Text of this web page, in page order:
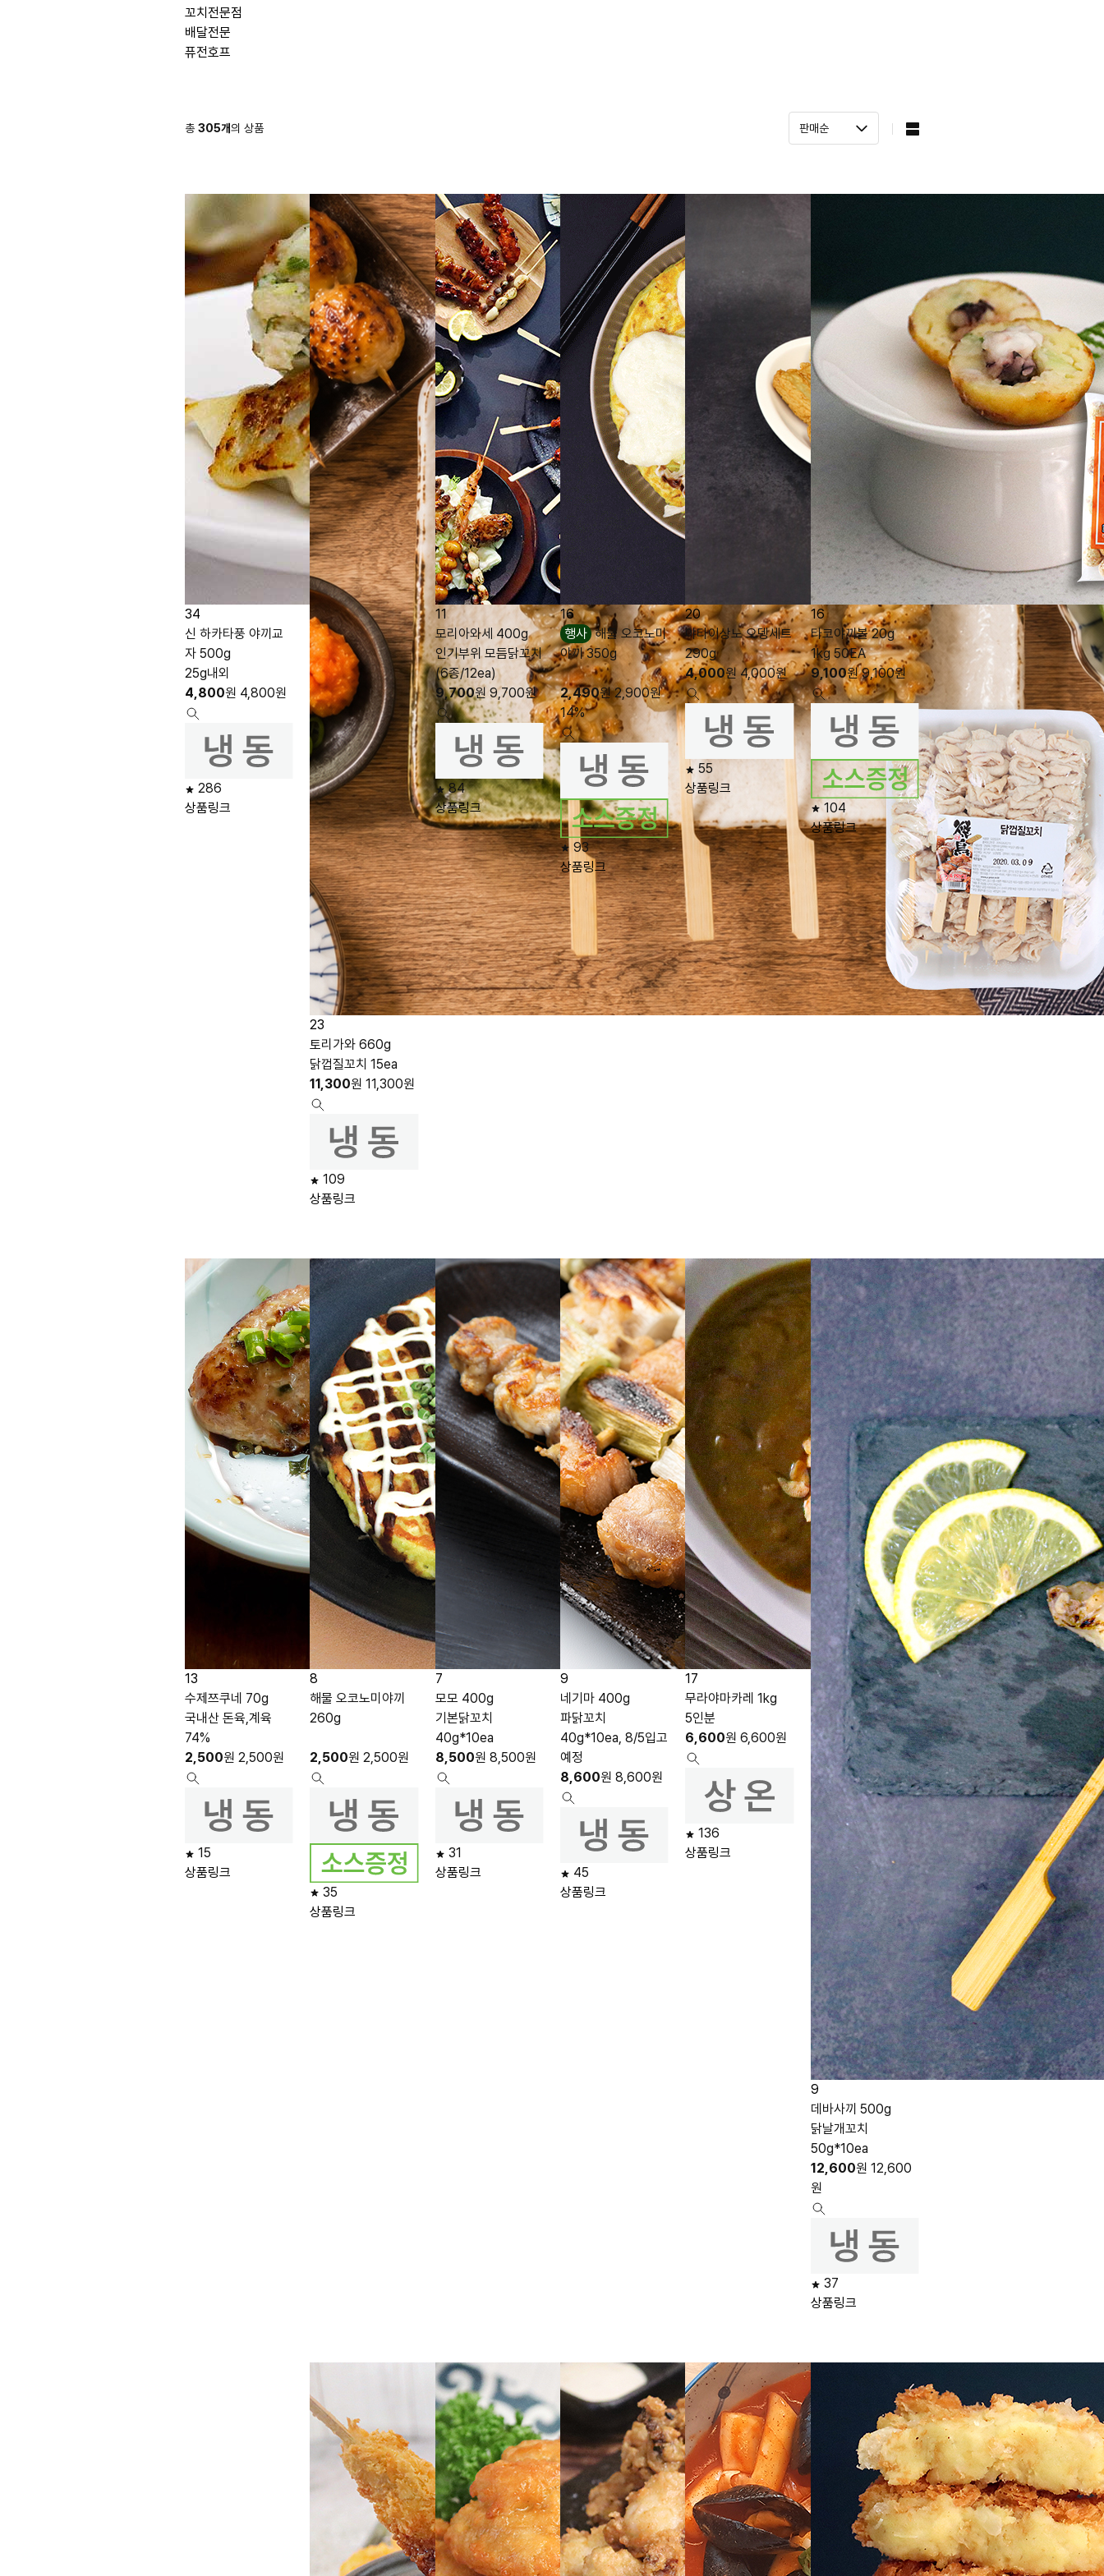
꼬치전문점
배달전문
퓨전호프
총 305개의 상품
34
신 하카타풍 야끼교
자 500g
25g내외
4,800원 4,800원
286
상품링크
23
토리가와 660g
닭껍질꼬치 15ea
11,300원 11,300원
109
상품링크
11
모리아와세 400g
인기부위 모듬닭꼬치
(6종/12ea)
9,700원 9,700원
84
상품링크
16
행사 해물 오코노미
야끼 350g
2,490원 2,900원
14%
93
상품링크
20
야타이상노 오뎅세트
290g
4,000원 4,000원
55
상품링크
16
타코야끼볼 20g
1kg 50EA
9,100원 9,100원
104
상품링크
13
수제쯔쿠네 70g
국내산 돈육,계육
74%
2,500원 2,500원
15
상품링크
8
해물 오코노미야끼
260g
2,500원 2,500원
35
상품링크
7
모모 400g
기본닭꼬치
40g*10ea
8,500원 8,500원
31
상품링크
9
네기마 400g
파닭꼬치
40g*10ea, 8/5입고
예정
8,600원 8,600원
45
상품링크
17
무라야마카레 1kg
5인분
6,600원 6,600원
136
상품링크
9
데바사끼 500g
닭날개꼬치
50g*10ea
12,600원 12,600
원
37
상품링크